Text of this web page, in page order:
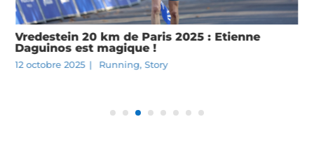
Vredestein 20 km de Paris 2025 : Etienne
Daguinos est magique !
12 octobre 2025 | Running,Story